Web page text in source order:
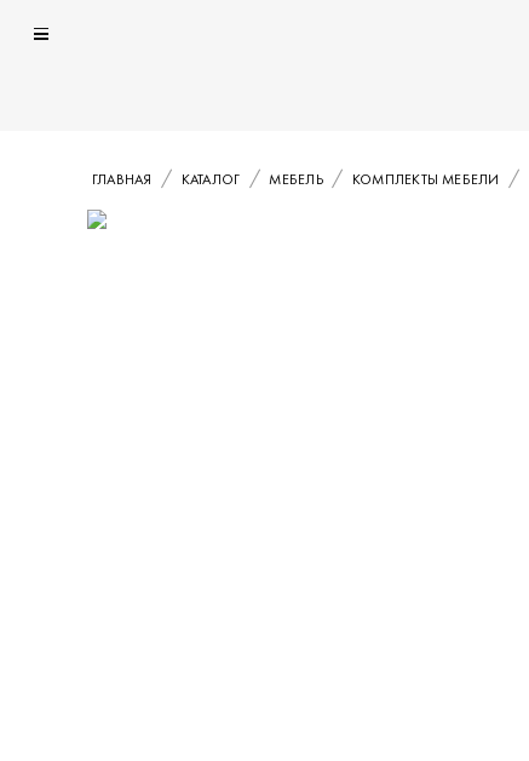
ГЛАВНАЯ КАТАЛОГ МЕБЕЛЬ КОМПЛЕКТЫ МЕБЕЛИ